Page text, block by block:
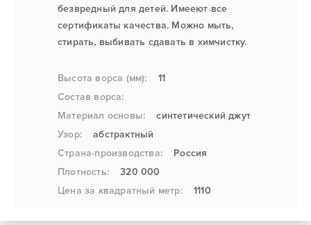
безвредный для детей. Имееют все
сертификаты качества. Можно мыть,
стирать, выбивать сдавать в химчистку.
Высота ворса (мм):
11
Состав ворса:
Материал основы:
синтетический джут
Узор:
абстрактный
Страна-производства:
Россия
Плотность:
320 000
Цена за квадратный метр:
1110